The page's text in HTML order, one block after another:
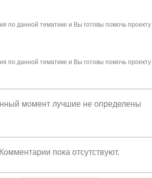
по данной тематике и Вы готовы помочь проекту
по данной тематике и Вы готовы помочь проекту
момент лучшие не определены
Комментарии пока отсутствуют.